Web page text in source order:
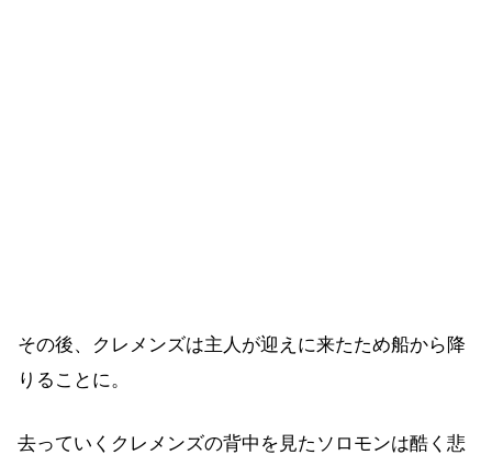
その後、クレメンズは主人が迎えに来たため船から降
りることに。
去っていくクレメンズの背中を見たソロモンは酷く悲